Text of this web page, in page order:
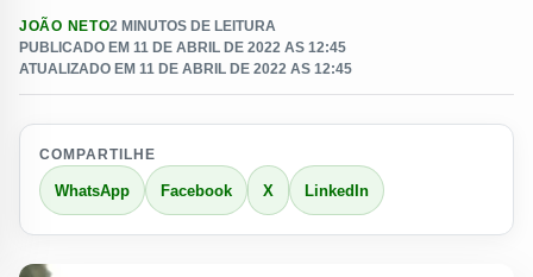
JOÃO NETO2 MINUTOS DE LEITURA
PUBLICADO EM 11 DE ABRIL DE 2022 AS 12:45
ATUALIZADO EM 11 DE ABRIL DE 2022 AS 12:45
COMPARTILHE
WhatsApp Facebook X LinkedIn